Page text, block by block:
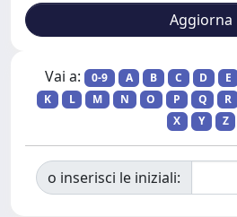
Vai a: 0-9 A B C D E
K
L M N O P Q R
X
Y Z
o inserisci le iniziali: